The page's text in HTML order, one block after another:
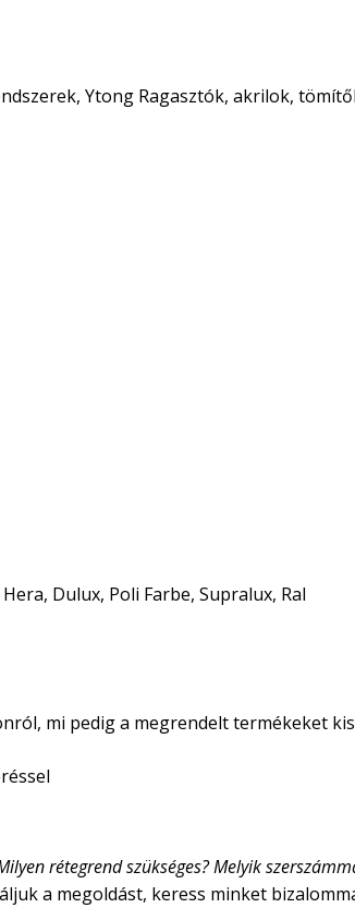
Ytong Ragasztók, akrilok,
Dulux, Poli Farbe, Supralux, Ral
mi pedig a megrendelt termékeket
rétegrend szükséges? Melyik
a megoldást, keress minket